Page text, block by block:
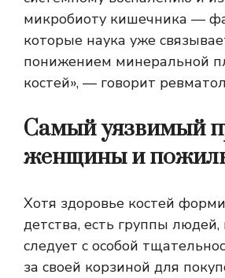
микробиоту кишечника —
которые наука уже
понижением минеральной
костей», — говорит
Самый уязвимый
женщины и
Хотя здоровье костей
детства, есть группы
следует с особой
за своей корзиной для